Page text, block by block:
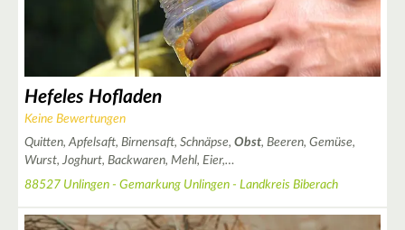
Hefeles Hofladen
Keine Bewertungen
Quitten, Apfelsaft, Birnensaft, Schnäpse, Obst, Beeren, Gemüse,
Wurst, Joghurt, Backwaren, Mehl, Eier,…
88527 Unlingen - Gemarkung Unlingen - Landkreis Biberach